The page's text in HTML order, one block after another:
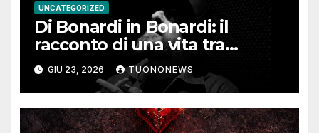
UNCATEGORIZED
Di Bonardi in Bonardi: il
racconto di una vita tra
memoria, musica e identità
GIU 23, 2026 TUONONEWS